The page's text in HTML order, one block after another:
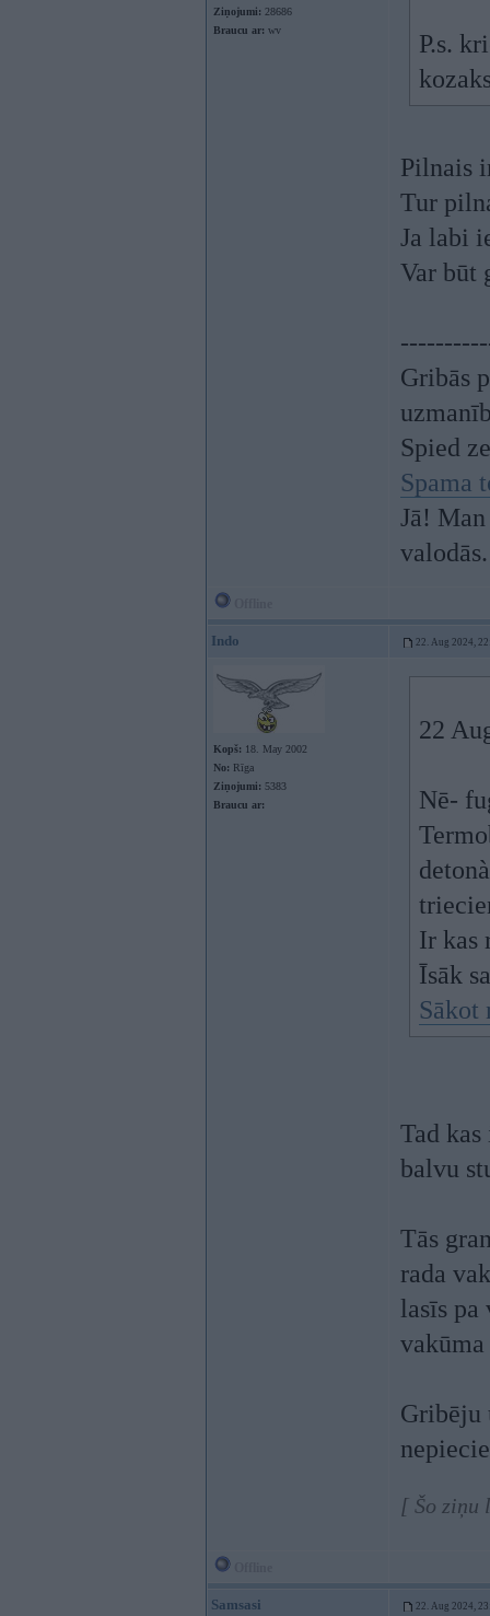
Ziņojumi: 28686
Braucu ar: wv
P.s.
Pilnais
Tur
Ja labi
Var būt
Gribās
Spied
Spama
Jā!
valodās.
Indo 22. Aug 2024,
Kopš: 18. May 2002
No: Rīga
Ziņojumi: 5383
Braucu ar:
22
Nē-
Ir kas
Īsāk
Sākot
Tad
balvu
Tās
rada
lasīs
Gribēju
[ Šo ziņu
Samsasi 22. Aug 2024,